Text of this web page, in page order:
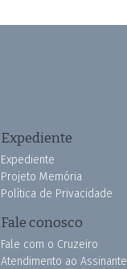
Expediente
Expediente
Projeto Memória
Política de Privacidade
Fale conosco
Fale com o Cruzeiro
Atendimento ao Assinante